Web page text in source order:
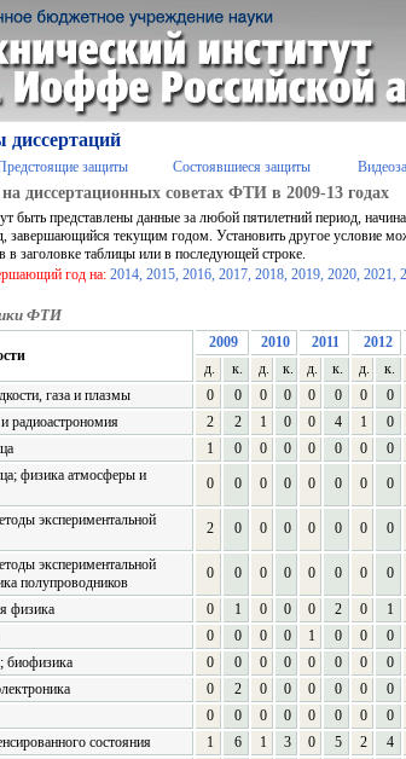
защиты Состоявшиеся защиты
диссертационных советах ФТИ в 2009-13 годах
быть представлены данные за любой пятилетний период,
завершающийся текущим годом. Установить другое условие
в заголовке таблицы или в последующей строке.
год на: 2014, 2015, 2016, 2017, 2018, 2019, 2020, 2021,
ФТИ
2009 2010 2011 2012
д.
к. д. к. д. к. д. к.
газа и плазмы
0 0 0 0 0 0 0 0
радиоастрономия
2 2 1 0 0 4 1 0
1 0 0 0 0 0 0 0
физика атмосферы и
0 0 0 0 0 0 0 0
экспериментальной
2 0 0 0 0 0 0 0
экспериментальной
полупроводников
0 0 0 0 0 0 0 0
физика 0 1 0 0 0 2 0 1
0 0 0 0 1 0 0 0
биофизика
0 0 0 0 0 0 0 0
0 2 0 0 0 0 0 0
0 0 0 0 0 0 0 0
состояния
1 6 1 3 0 5 2 4